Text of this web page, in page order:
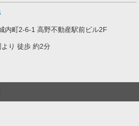
内町2-6-1 高野不動産駅前ビル2F
り 徒歩 約2分